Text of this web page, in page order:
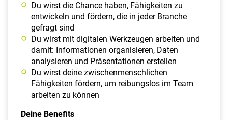
Du wirst die Chance haben, Fähigkeiten zu
entwickeln und fördern, die in jeder Branche
gefragt sind
Du wirst mit digitalen Werkzeugen arbeiten und
damit: Informationen organisieren, Daten
analysieren und Präsentationen erstellen
Du wirst deine zwischenmenschlichen
Fähigkeiten fördern, um reibungslos im Team
arbeiten zu können
Deine Benefits